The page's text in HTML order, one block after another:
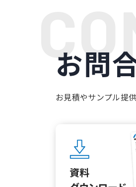
お問
お見積やサンプル提